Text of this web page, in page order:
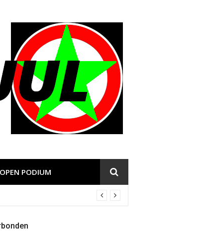
OPEN PODIUM